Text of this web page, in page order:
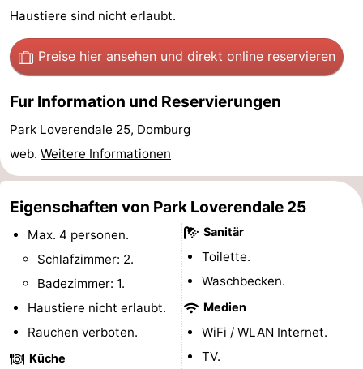
-
Spielplätze
-
Spielplätze
Bowling
-
Minigolfplätze
Wellness-
Zentren
Dörfer
&
Natur
Sport
Haustiere sind nicht erlaubt.
Preise hier ansehen und direkt online reservieren
Fur Information und Reservierungen
Park Loverendale 25, Domburg
web. Weitere Informationen
Eigenschaften von Park Loverendale 25
Max. 4 personen.
Schlafzimmer: 2.
Badezimmer: 1.
Haustiere nicht erlaubt.
Rauchen verboten.
Küche
Sanitär
Toilette.
Waschbecken.
Medien
WiFi / WLAN Internet.
TV.